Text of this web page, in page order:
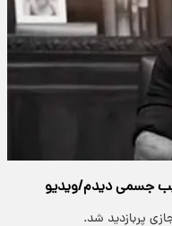
جسمی دیدم/ویدیو
پربازدید شد.